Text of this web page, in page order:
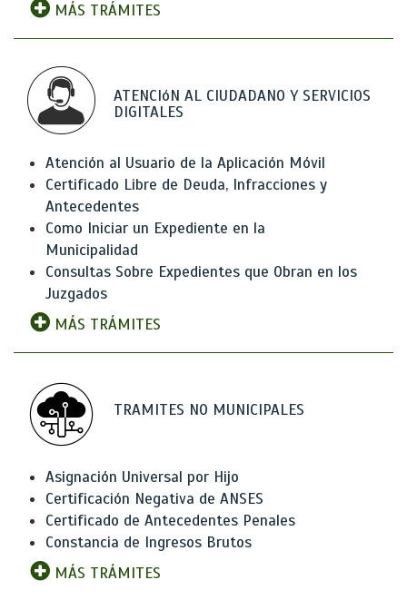
MÁS TRÁMITES
ATENCIóN AL CIUDADANO Y SERVICIOS
DIGITALES
Atención al Usuario de la Aplicación Móvil
Certificado Libre de Deuda, Infracciones y
Antecedentes
Como Iniciar un Expediente en la
Municipalidad
Consultas Sobre Expedientes que Obran en los
Juzgados
MÁS TRÁMITES
TRAMITES NO MUNICIPALES
Asignación Universal por Hijo
Certificación Negativa de ANSES
Certificado de Antecedentes Penales
Constancia de Ingresos Brutos
MÁS TRÁMITES